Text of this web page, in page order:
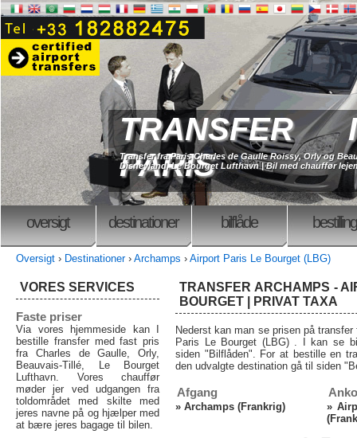
TRANSFER I
PARIS
Transfer fra Paris Charles de Gaulle Roissy, Orly og
Disneyland, Le Bourget Lufthavn | Bil med chauffør
oversigt destinationer bilflåde bestilling
Oversigt › Destinationer› Archamps › Airport Paris Le Bourget (LBG)
TRANSFER ARCHAMPS -
BOURGET | PRIVAT TAXA
Nederst kan man se prisen på
Paris Le Bourget (LBG) . I kan se
siden "Bilflåden". For at bestille en
den udvalgte destination gå til siden
Afgang
» Archamps (Frankrig) »
VORES SERVICES
Faste priser
Via vores hjemmeside kan I
bestille fransfer med fast pris
fra Charles de Gaulle, Orly,
Beauvais-Tillé, Le Bourget
Lufthavn. Vores chauffør
møder jer ved udgangen fra
toldområdet med skilte med
jeres navne på og hjælper med
at bære jeres bagage til bilen.